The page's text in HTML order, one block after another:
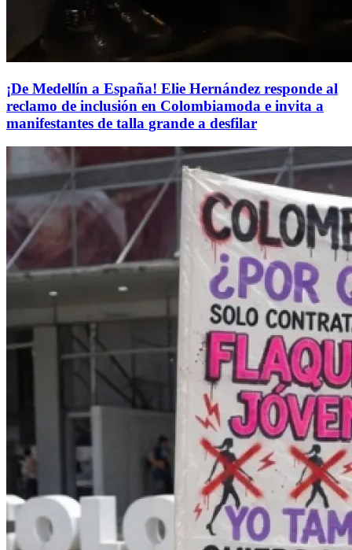
¡De Medellín a España! Elie Hernández responde al
reclamo de inclusión en Colombiamoda e invita a
manifestantes de talla grande a desfilar